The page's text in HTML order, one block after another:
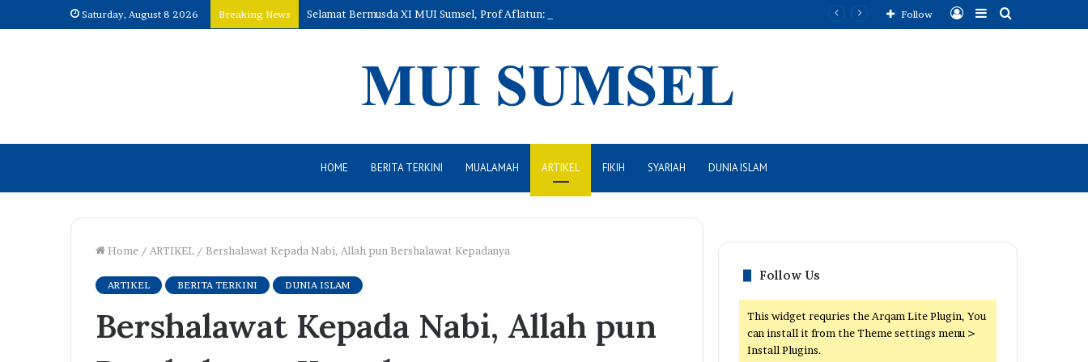
Saturday, August 8 2026 Breaking News Selamat Bermusda XI MUI Sumsel, Prof Aflatun: Perkuat Peran Ulama, Hadirkan Kemaslahatan Umat
Search
Sidebar
Log
Follow
HOME BERITA TERKINI MUALAMAH ARTIKEL FIKIH SYARIAH DUNIA ISLAM
Home / ARTIKEL / Bershalawat Kepada Nabi, Allah pun Bershalawat Kepadanya
ARTIKEL BERITA TERKINI DUNIA ISLAM
Bershalawat Kepada Nabi, Allah pun
Follow Us
This widget requries the Arqam Lite Plugin, You
can install it from the Theme settings menu >
Install Plugins.